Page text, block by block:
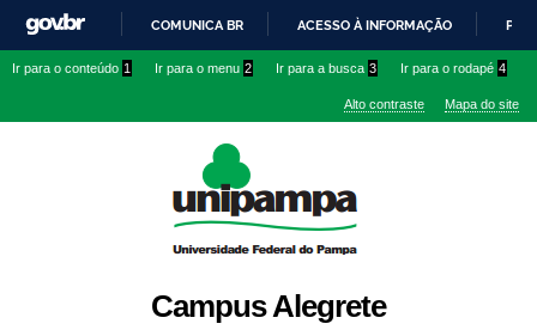
conteúdo
IR
O
COMUNICA BR ACESSO À INFORMAÇÃO
Ir para o conteúdo 1 Ir para o menu 2 Ir para a busca 3 Ir para o rodapé 4
Alto contraste Mapa do site
Campus Alegrete